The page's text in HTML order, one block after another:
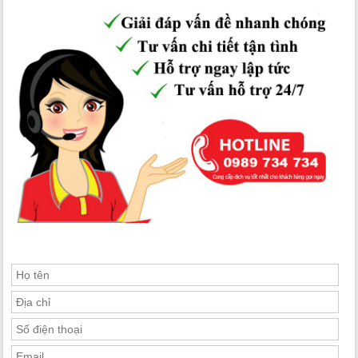
Thuê chung cư ciputra